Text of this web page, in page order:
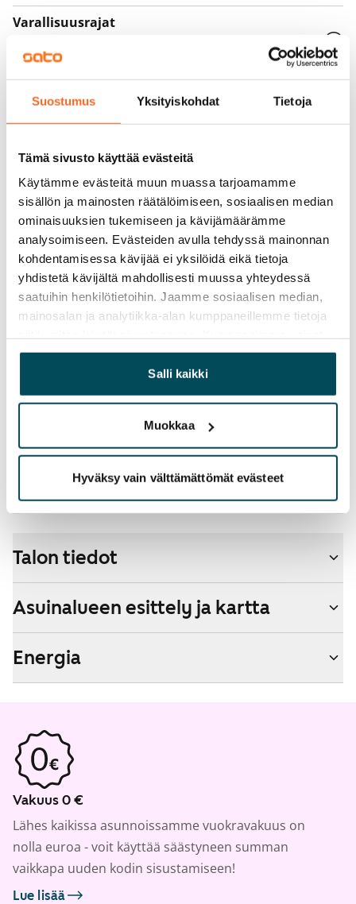
Suostumus Yksityiskohdat Tietoja
Tämä sivusto käyttää evästeitä
Käytämme evästeitä muun muassa tarjoamamme
sisällön ja mainosten räätälöimiseen, sosiaalisen median
ominaisuuksien tukemiseen ja kävijämäärämme
analysoimiseen. Evästeiden avulla tehdyssä mainonnan
kohdentamisessa kävijää ei yksilöidä eikä tietoja
yhdistetä kävijältä mahdollisesti muussa yhteydessä
saatuihin henkilötietoihin. Jaamme sosiaalisen median,
mainosalan ja analytiikka-alan kumppaneillemme tietoja
yhdistää näitä tietoja muihin tietoihin, joita olet antanut
heille tai joita on kerätty, kun olet käyttänyt heidän
palvelujaan.
Salli kaikki
Muokkaa
Hyväksy vain välttämättömät evästeet
Varallisuusrajat
Vuokra
Vuokravakuus
0 €, (yrityksille min. 1 kk vuokra)
Kotivakuutus
Pakollinen, ei sisälly vuokraan
Vesimaksu
27 €/hlö/kk
Sähkömaksu
Vuokralainen solmii itse sähkösopimuksen.
Laajakaista
Vuokraan sisältyy 50 M laajakaistaliittymä. Voit hankkia
lisänopeutta etuhintaan ottamalla yhteyttä
Kyllä
Savuton talo
Ei
Talon tiedot
Asuinalueen esittely ja kartta
Energia
Vakuus 0 €
Lähes kaikissa asunnoissamme vuokravakuus on
nolla euroa - voit käyttää säästyneen summan
vaikkapa uuden kodin sisustamiseen!
Lue lisää